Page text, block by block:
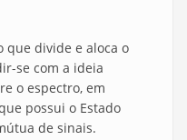
que divide e aloca o
se com a ideia
o espectro, em
possui o Estado
de sinais.